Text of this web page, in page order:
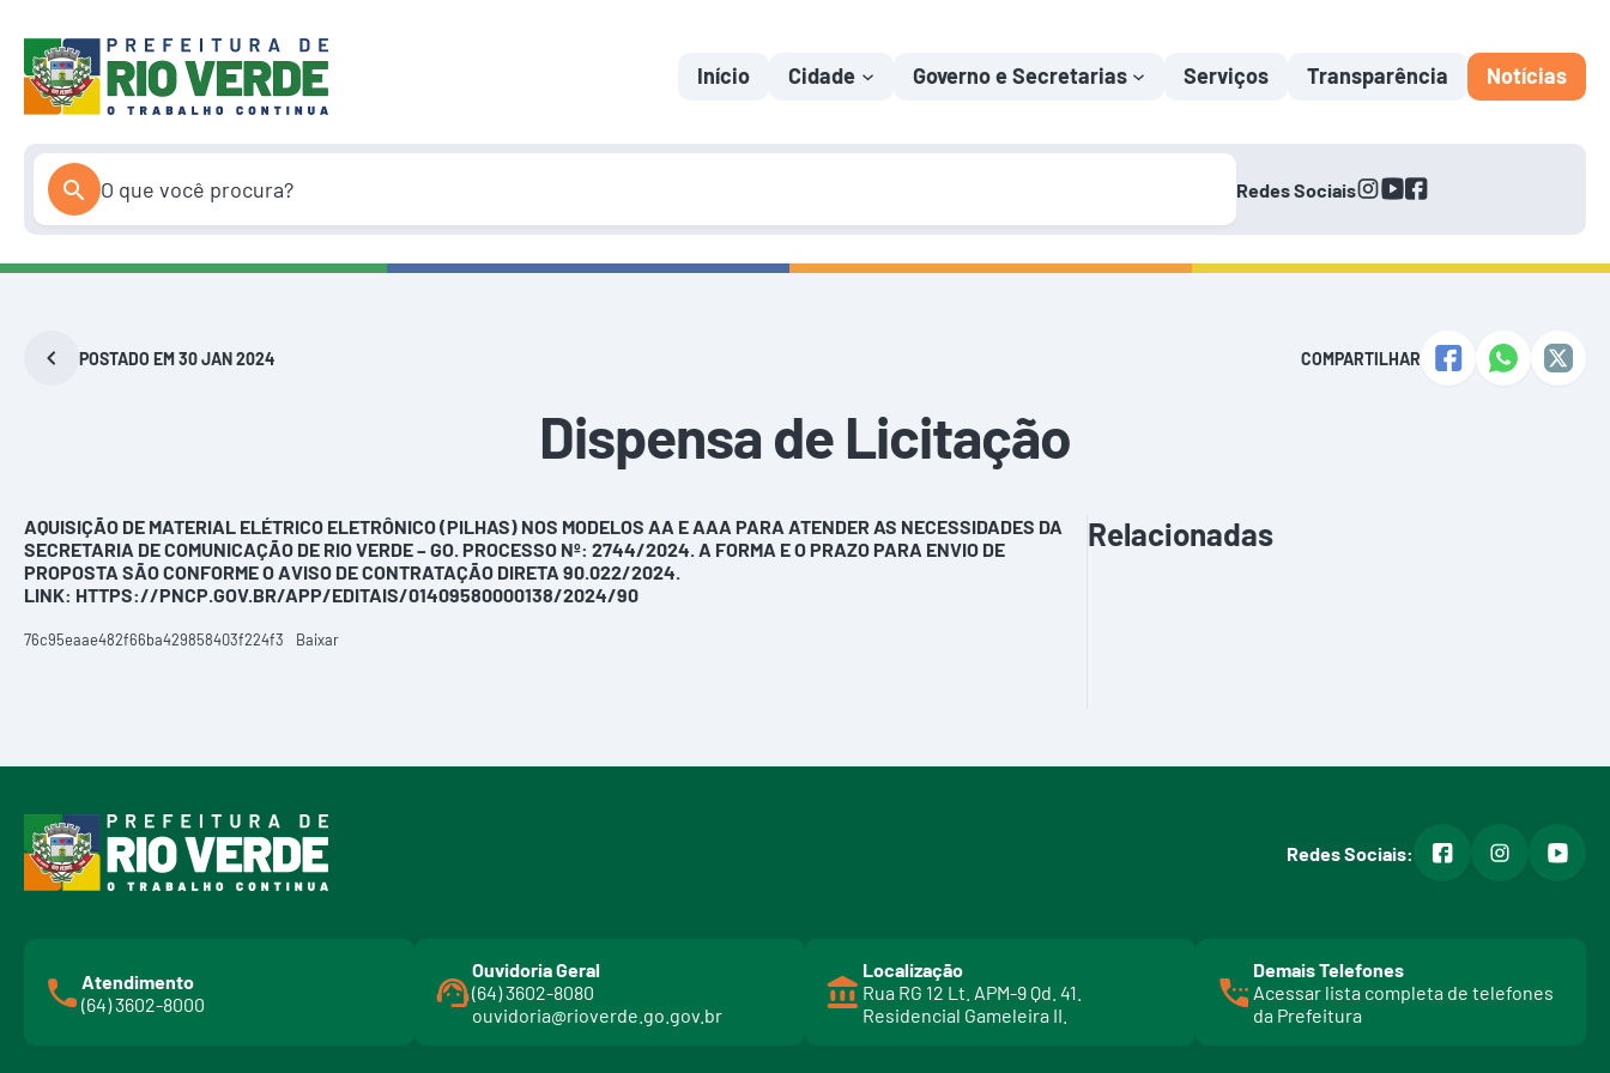
para
conteúdo
Início Cidade Governo e Secretarias Serviços Transparência Notícias
Redes Sociaisinstagram
youtube
facebook
POSTADO EM 30 JAN 2024 COMPARTILHAR
Dispensa de Licitação
AQUISIÇÃO DE MATERIAL ELÉTRICO ELETRÔNICO (PILHAS) NOS MODELOS AA E AAA PARA ATENDER AS NECESSIDADES DA
SECRETARIA DE COMUNICAÇÃO DE RIO VERDE – GO. PROCESSO Nº: 2744/2024. A FORMA E O PRAZO PARA ENVIO DE
PROPOSTA SÃO CONFORME O AVISO DE CONTRATAÇÃO DIRETA 90.022/2024.
LINK: HTTPS://PNCP.GOV.BR/APP/EDITAIS/01409580000138/2024/90
76c95eaae482f66ba429858403f224f3 Baixar
Relacionadas
Redes Sociais: facebookinstagram
Atendimento
(64) 3602-8000
Ouvidoria Geral
(64) 3602-8080
ouvidoria@rioverde.go.gov.br
Localização
Rua RG 12 Lt. APM-9 Qd. 41.
Residencial Gameleira II.
Demais Telefones
Acessar lista completa de telefones
da Prefeitura
l
i